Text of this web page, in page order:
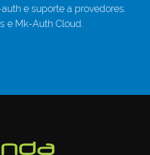
e suporte a provedores.
e Mk-Auth Cloud.